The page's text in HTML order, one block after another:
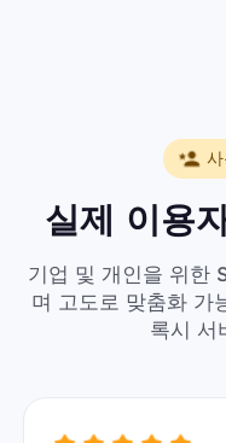
실제 이용
기업 및 개인을 위한
며 고도로 맞춤화 가
록시 서